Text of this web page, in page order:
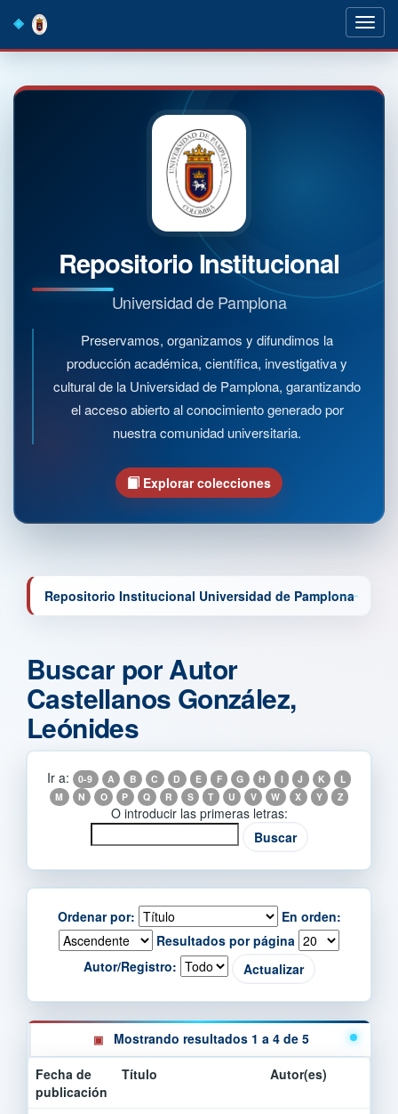
navigation
Repositorio Institucional
Universidad de Pamplona
Preservamos, organizamos y difundimos la
producción académica, científica, investigativa y
cultural de la Universidad de Pamplona, garantizando
el acceso abierto al conocimiento generado por
nuestra comunidad universitaria.
Explorar colecciones
Repositorio Institucional Universidad de Pamplona
Buscar por Autor
Castellanos González,
Leónides
Ir a: 0-9 A B C D E F G H I J K
L
M
N O P Q R S T U V W X Y Z
O introducir las primeras letras:
Ordenar por:
En orden:
Resultados por página
Autor/Registro:
Mostrando resultados 1 a 4 de 5
Fecha de
publicación
Título Autor(es)